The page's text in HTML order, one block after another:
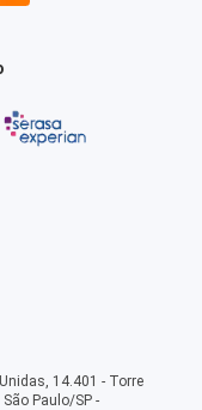
14.401 - Torre
Paulo/SP -